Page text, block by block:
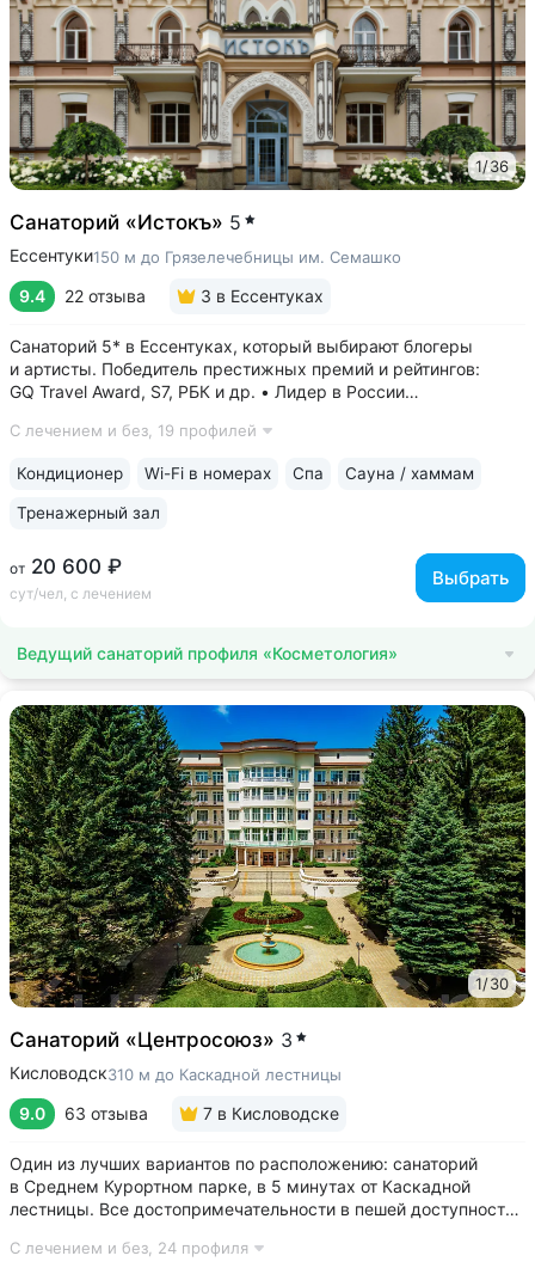
1/36
Санаторий «Истокъ» 5
Ессентуки150 м до Грязелечебницы им. Семашко
9.4 22 отзыва 3 в Ессентуках
Санаторий 5* в Ессентуках, который выбирают блогеры
и артисты. Победитель престижных премий и рейтингов:
GQ Travel Award, S7, РБК и др. • Лидер в России
целлюлита и вен «Эндосфера», коррекция фигуры Tesla
С лечением и без, 19 профилей
от 20 600 ₽
сут/чел, с лечением
Выбрать
Кондиционер Wi-Fi в номерах Спа Сауна / хаммам
Тренажерный зал
Ведущий санаторий профиля «Косметология»
1/30
Санаторий «Центросоюз» 3
Кисловодск310 м до Каскадной лестницы
9.0 63 отзыва 7 в Кисловодске
Один из лучших вариантов по расположению: санаторий
в Среднем Курортном парке, в 5 минутах от Каскадной
лестницы. Все достопримечательности в пешей доступности
переходит в Курортный парк, к терренкурам № 3 и № 2Б •
С лечением и без, 24 профиля